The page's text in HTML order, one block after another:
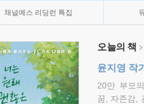
채널예스 리딩런 특집
오늘의 책
윤지영 작
20만 부모
꿈, 자존감,